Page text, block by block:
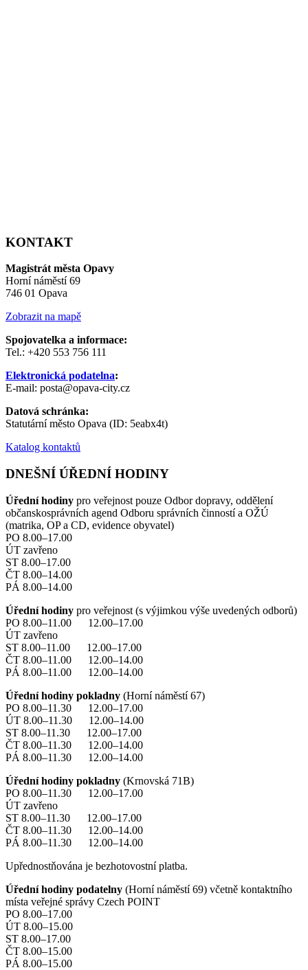
KONTAKT
Magistrát města Opavy
Horní náměstí 69
746 01 Opava
Zobrazit na mapě
Spojovatelka a informace:
Tel.: +420 553 756 111
Elektronická podatelna:
E-mail: posta@opava-city.cz
Datová schránka:
Statutární město Opava (ID: 5eabx4t)
Katalog kontaktů
DNEŠNÍ ÚŘEDNÍ HODINY
Úřední hodiny pro veřejnost pouze Odbor dopravy, oddělení
občanskosprávních agend Odboru správních činností a OŽÚ
(matrika, OP a CD, evidence obyvatel)
PO 8.00–17.00
ÚT zavřeno
ST 8.00–17.00
ČT 8.00–14.00
PÁ 8.00–14.00
Úřední hodiny pro veřejnost (s výjimkou výše uvedených odborů)
PO 8.00–11.00 12.00–17.00
ÚT zavřeno
ST 8.00–11.00 12.00–17.00
ČT 8.00–11.00 12.00–14.00
PÁ 8.00–11.00 12.00–14.00
Úřední hodiny pokladny (Horní náměstí 67)
PO 8.00–11.30 12.00–17.00
ÚT 8.00–11.30 12.00–14.00
ST 8.00–11.30 12.00–17.00
ČT 8.00–11.30 12.00–14.00
PÁ 8.00–11.30 12.00–14.00
Úřední hodiny pokladny (Krnovská 71B)
PO 8.00–11.30 12.00–17.00
ÚT zavřeno
ST 8.00–11.30 12.00–17.00
ČT 8.00–11.30 12.00–14.00
PÁ 8.00–11.30 12.00–14.00
Upřednostňována je bezhotovostní platba.
Úřední hodiny podatelny (Horní náměstí 69) včetně kontaktního
místa veřejné správy Czech POINT
PO 8.00–17.00
ÚT 8.00–15.00
ST 8.00–17.00
ČT 8.00–15.00
PÁ 8.00–15.00